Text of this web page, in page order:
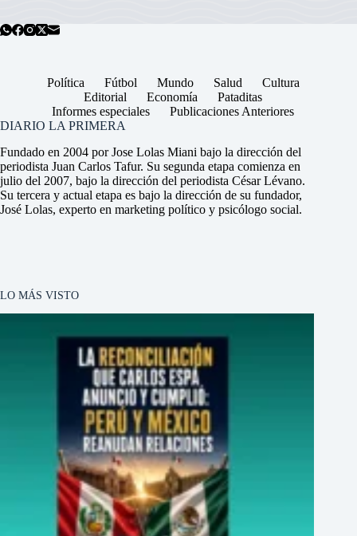
Política Fútbol Mundo Salud
Cultura
Editorial
Economía
Pataditas
Informes especiales
Publicaciones Anteriores
DIARIO LA PRIMERA
Fundado en 2004 por Jose Lolas Miani bajo la dirección del
periodista Juan Carlos Tafur. Su segunda etapa comienza en
julio del 2007, bajo la dirección del periodista César Lévano.
Su tercera y actual etapa es bajo la dirección de su fundador,
José Lolas, experto en marketing político y psicólogo social.
LO MÁS VISTO